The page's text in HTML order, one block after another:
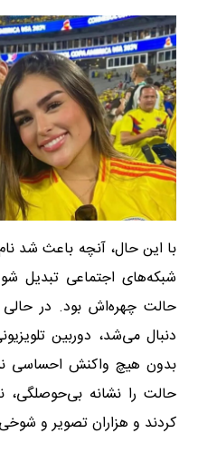
با این حال، آنچه باعث شد
شبکه‌های اجتماعی تبدیل
حالت چهره‌اش بود. در
دنبال می‌شد، دوربین
بدون هیچ واکنش احساسی
حالت را نشانه بی‌حوصلگی،
کردند و هزاران تصویر و